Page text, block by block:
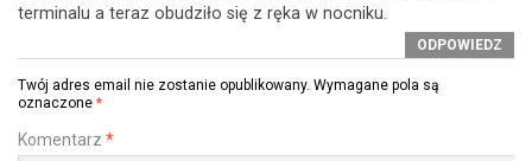
terminalu a teraz obudziło się z ręka w nocniku.
ODPOWIEDZ
Twój adres email nie zostanie opublikowany. Wymagane pola są
oznaczone *
Komentarz *